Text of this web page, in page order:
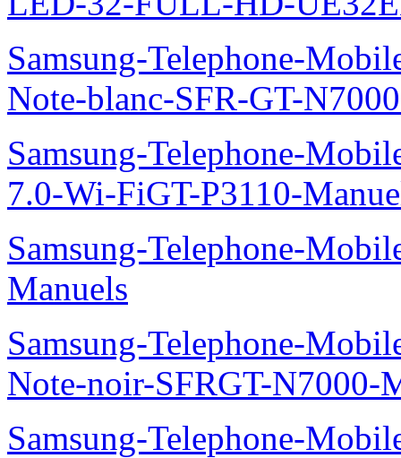
Samsung-Telephone-
Note-blanc-SFR-GT-
Samsung-Telephone-
7.0-Wi-FiGT-P3110-
Samsung-Telephone-
Manuels
Samsung-Telephone-
Note-noir-SFRGT-N7000-
Samsung-Telephone-